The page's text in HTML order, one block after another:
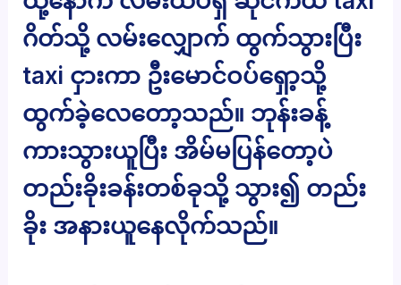
ဂိတ်သို့ လမ်းလျှောက် ထွက်သွားပြီး
taxi ငှားကာ ဦးမောင်ဝပ်ရှော့သို့
ထွက်ခဲ့လေတော့သည်။ ဘုန်းခန့်
ကားသွားယူပြီး အိမ်မပြန်တော့ပဲ
တည်းခိုးခန်းတစ်ခုသို့ သွား၍ တည်း
ခိုး အနားယူနေလိုက်သည်။